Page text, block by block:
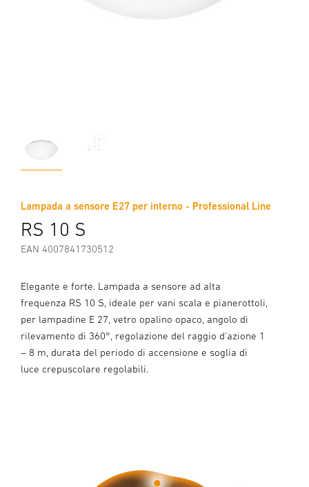
Lampada a sensore E27 per interno - Professional Line
RS 10 S
EAN 4007841730512
Elegante e forte. Lampada a sensore ad alta
frequenza RS 10 S, ideale per vani scala e pianerottoli,
per lampadine E 27, vetro opalino opaco, angolo di
rilevamento di 360°, regolazione del raggio d'azione 1
– 8 m, durata del periodo di accensione e soglia di
luce crepuscolare regolabili.